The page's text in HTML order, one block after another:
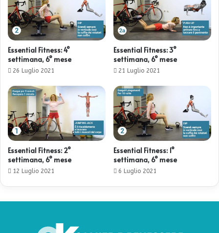
Essential Fitness: 4°
settimana, 6° mese
26 Luglio 2021
Essential Fitness: 3°
settimana, 6° mese
21 Luglio 2021
Essential Fitness: 2°
settimana, 6° mese
12 Luglio 2021
Essential Fitness: 1°
settimana, 6° mese
6 Luglio 2021